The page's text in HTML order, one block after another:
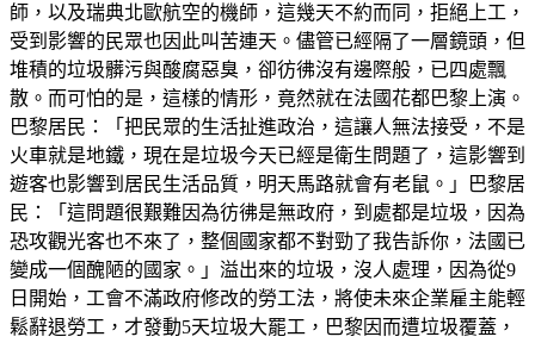
師，以及瑞典北歐航空的機師，這幾天不約而同，拒絕上工，
受到影響的民眾也因此叫苦連天。儘管已經隔了一層鏡頭，但
堆積的垃圾髒污與酸腐惡臭，卻彷彿沒有邊際般，已四處飄
散。而可怕的是，這樣的情形，竟然就在法國花都巴黎上演。
巴黎居民：「把民眾的生活扯進政治，這讓人無法接受，不是
火車就是地鐵，現在是垃圾今天已經是衛生問題了，這影響到
遊客也影響到居民生活品質，明天馬路就會有老鼠。」巴黎居
民：「這問題很艱難因為彷彿是無政府，到處都是垃圾，因為
恐攻觀光客也不來了，整個國家都不對勁了我告訴你，法國已
變成一個醜陋的國家。」溢出來的垃圾，沒人處理，因為從9
日開始，工會不滿政府修改的勞工法，將使未來企業雇主能輕
鬆辭退勞工，才發動5天垃圾大罷工，巴黎因而遭垃圾覆蓋，